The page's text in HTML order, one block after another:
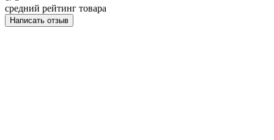
средний рейтинг товара
Написать отзыв